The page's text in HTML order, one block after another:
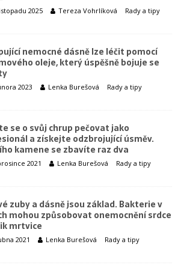
2025 Tereza Vohrlíková Rady a tipy
nemocné dásně lze léčit pomocí
oleje, který úspěšně bojuje se
2023 Lenka Burešová Rady a tipy
se o svůj chrup pečovat jako
a získejte odzbrojující úsměv.
kamene se zbavíte raz dva
2021 Lenka Burešová Rady a tipy
zuby a dásně jsou základ. Bakterie v
mohou způsobovat onemocnění srdce
mrtvice
2021 Lenka Burešová Rady a tipy